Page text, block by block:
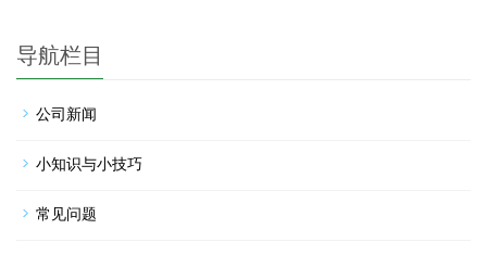
导航栏目
公司新闻
小知识与小技巧
常见问题